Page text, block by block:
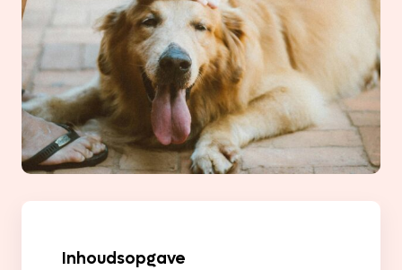
Inhoudsopgave